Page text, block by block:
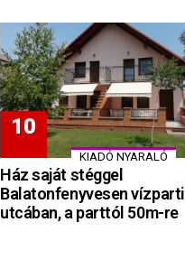
KIADÓ NYARALÓ
Ház saját stéggel
Balatonfenyvesen vízparti
utcában, a parttól 50m-re